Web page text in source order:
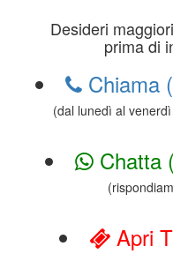
Desideri
prima di
Chiama
(dal lunedì al
Chatta
Apri